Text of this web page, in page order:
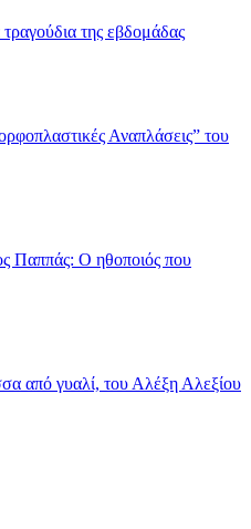
της εβδομάδας
Αναπλάσεις” του
Παππάς: Ο ηθοποιός που
από γυαλί, του Αλέξη Αλεξίου